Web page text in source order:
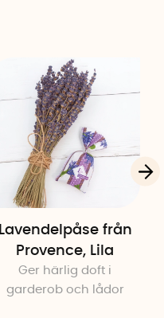
Lavendelpåse från
Provence, Lila
Ger härlig doft i
garderob och lådor